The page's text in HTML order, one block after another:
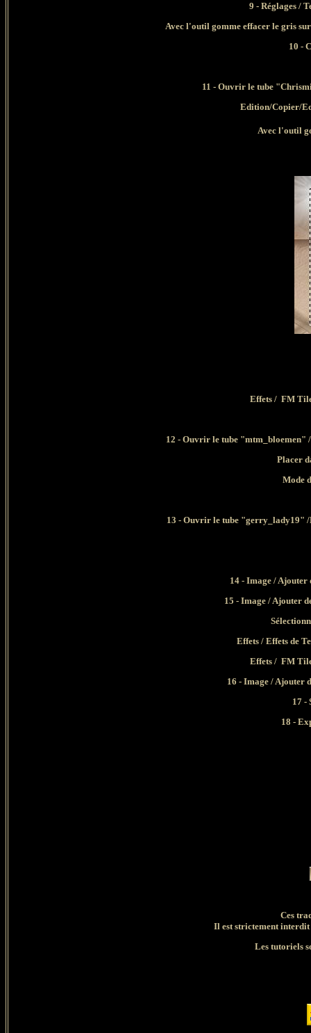
9 - Réglages /
Avec l'outil gomme effacer le gris
10 -
11 - Ouvrir le tube
Edition/Copier/
Avec l'outil
Effets / FM
12 - Ouvrir le tube "mtm_bloemen"
Placer
Mode
13 - Ouvrir le tube "gerry_lady19"
14 - Image / Ajouter
15 - Image / Ajouter
Effets / Effets de
Effets / FM
16 - Image / Ajouter
17 -
18 -
Ces
Il est strictement interdit
Les tutoriels